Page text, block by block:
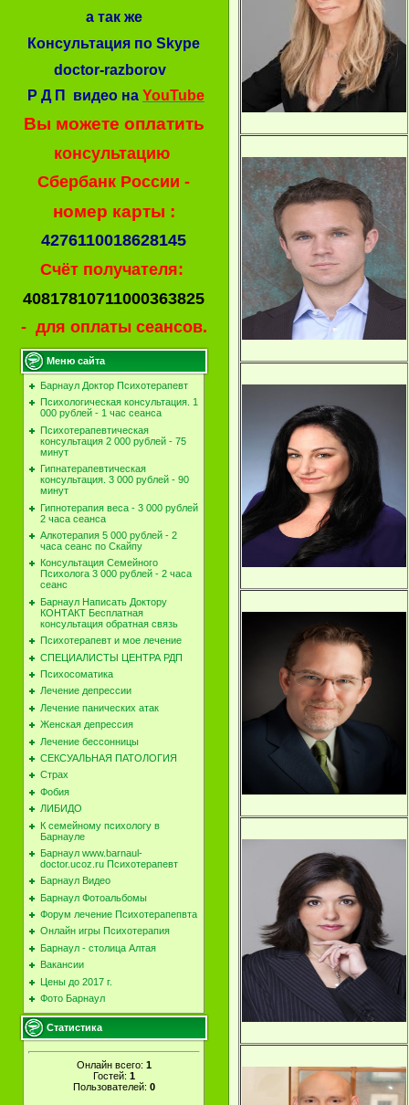
а так же
Консультация по Skype
doctor-razborov
Р Д П видео на YouTube
Вы можете оплатить
консультацию
Сбербанк России -
номер карты :
4276110018628145
Счёт получателя:
40817810711000363825
- для оплаты сеансов.
Меню сайта
Барнаул Доктор Психотерапевт
Психологическая консультация. 1
000 рублей - 1 час сеанса
Психотерапевтическая
консультация 2 000 рублей - 75
минут
Гипнатерапевтическая
консультация. 3 000 рублей - 90
минут
Гипнотерапия веса - 3 000 рублей
2 часа сеанса
Алкотерапия 5 000 рублей - 2
часа сеанс по Скайпу
Консультация Семейного
Психолога 3 000 рублей - 2 часа
сеанс
Барнаул Написать Доктору
КОНТАКТ Бесплатная
консультация обратная связь
Психотерапевт и мое лечение
СПЕЦИАЛИСТЫ ЦЕНТРА РДП
Психосоматика
Лечение депрессии
Лечение панических атак
Женская депрессия
Лечение бессонницы
СЕКСУАЛЬНАЯ ПАТОЛОГИЯ
Страх
Фобия
ЛИБИДО
К семейному психологу в
Барнауле
Барнаул www.barnaul-
doctor.ucoz.ru Психотерапевт
Барнаул Видео
Барнаул Фотоальбомы
Форум лечение Психотерапепвта
Онлайн игры Психотерапия
Барнаул - столица Алтая
Вакансии
Цены до 2017 г.
Фото Барнаул
Статистика
Онлайн всего: 1
Гостей: 1
Пользователей: 0